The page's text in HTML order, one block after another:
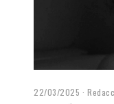
22/03/2025